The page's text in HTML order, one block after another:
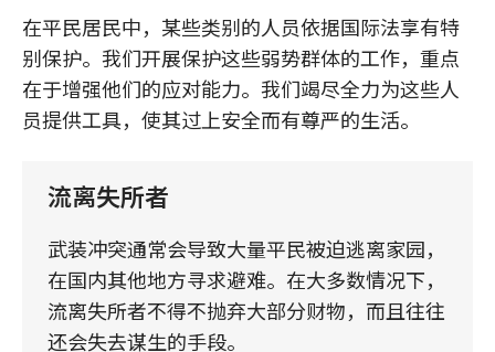
在平民居民中，某些类别的人员依据国际法享有特
别保护。我们开展保护这些弱势群体的工作，重点
在于增强他们的应对能力。我们竭尽全力为这些人
员提供工具，使其过上安全而有尊严的生活。
流离失所者
武装冲突通常会导致大量平民被迫逃离家园，
在国内其他地方寻求避难。在大多数情况下，
流离失所者不得不抛弃大部分财物，而且往往
还会失去谋生的手段。